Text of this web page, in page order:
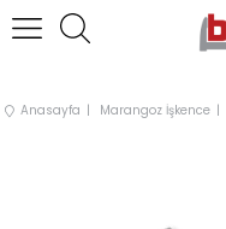
Anasayfa Marangoz İşkence